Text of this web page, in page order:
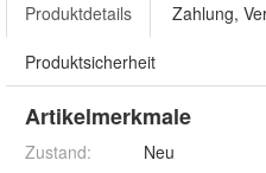
Produktdetails Zahlung,
Produktsicherheit
Artikelmerkmale
Zustand: Neu